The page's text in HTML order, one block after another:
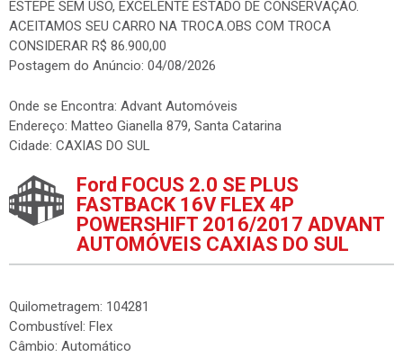
ESTEPE SEM USO, EXCELENTE ESTADO DE CONSERVAÇÃO.
ACEITAMOS SEU CARRO NA TROCA.OBS COM TROCA
CONSIDERAR R$ 86.900,00
Postagem do Anúncio: 04/08/2026
Onde se Encontra: Advant Automóveis
Endereço: Matteo Gianella 879, Santa Catarina
Cidade: CAXIAS DO SUL
Ford FOCUS 2.0 SE PLUS
FASTBACK 16V FLEX 4P
POWERSHIFT 2016/2017 ADVANT
AUTOMÓVEIS CAXIAS DO SUL
Quilometragem: 104281
Combustível: Flex
Câmbio: Automático